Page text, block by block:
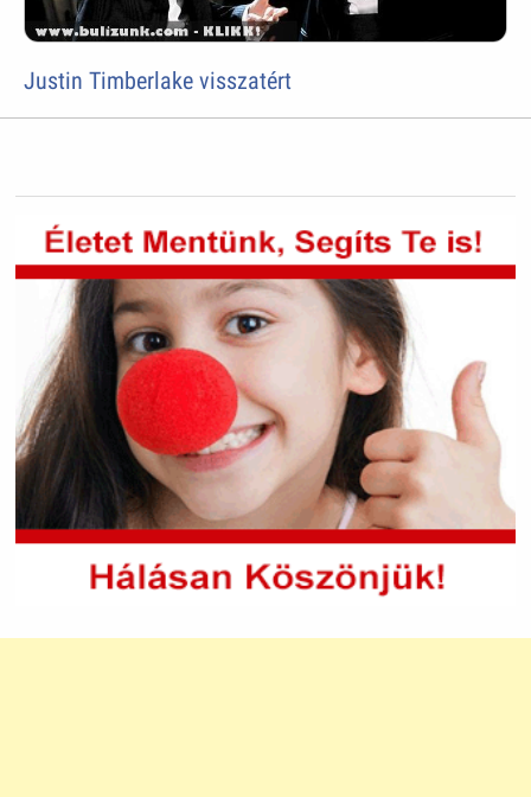
Justin Timberlake visszatért